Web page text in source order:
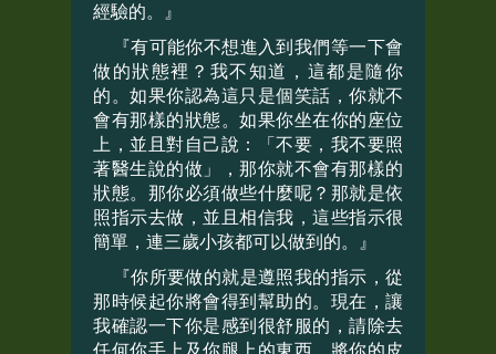
經驗的。』
『有可能你不想進入到我們等一下會
做的狀態裡？我不知道，這都是隨你
的。如果你認為這只是個笑話，你就不
會有那樣的狀態。如果你坐在你的座位
上，並且對自己說：「不要，我不要照
著醫生說的做」，那你就不會有那樣的
狀態。那你必須做些什麼呢？那就是依
照指示去做，並且相信我，這些指示很
簡單，連三歲小孩都可以做到的。』
『你所要做的就是遵照我的指示，從
那時候起你將會得到幫助的。現在，讓
我確認一下你是感到很舒服的，請除去